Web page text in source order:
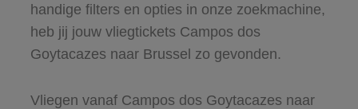
handige filters en opties in onze zoekmachine,
heb jij jouw vliegtickets Campos dos
Goytacazes naar Brussel zo gevonden.
Vliegen vanaf Campos dos Goytacazes naar